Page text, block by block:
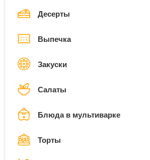
Десерты
Выпечка
Закуски
Салаты
Блюда в мультиварке
Торты